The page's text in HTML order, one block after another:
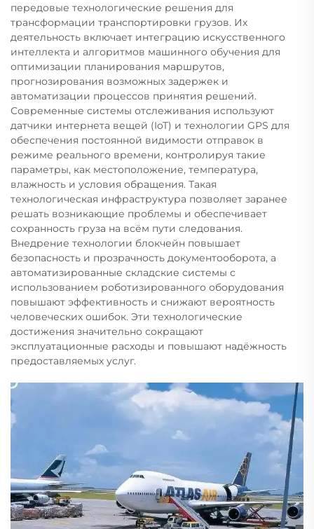
передовые технологические решения для
трансформации транспортировки грузов. Их
деятельность включает интеграцию искусственного
интеллекта и алгоритмов машинного обучения для
оптимизации планирования маршрутов,
прогнозирования возможных задержек и
автоматизации процессов принятия решений.
Современные системы отслеживания используют
датчики интернета вещей (IoT) и технологии GPS для
обеспечения постоянной видимости отправок в
режиме реального времени, контролируя такие
параметры, как местоположение, температура,
влажность и условия обращения. Такая
технологическая инфраструктура позволяет заранее
решать возникающие проблемы и обеспечивает
сохранность груза на всём пути следования.
Внедрение технологии блокчейн повышает
безопасность и прозрачность документооборота, а
автоматизированные складские системы с
использованием роботизированного оборудования
повышают эффективность и снижают вероятность
человеческих ошибок. Эти технологические
достижения значительно сокращают
эксплуатационные расходы и повышают надёжность
предоставляемых услуг.